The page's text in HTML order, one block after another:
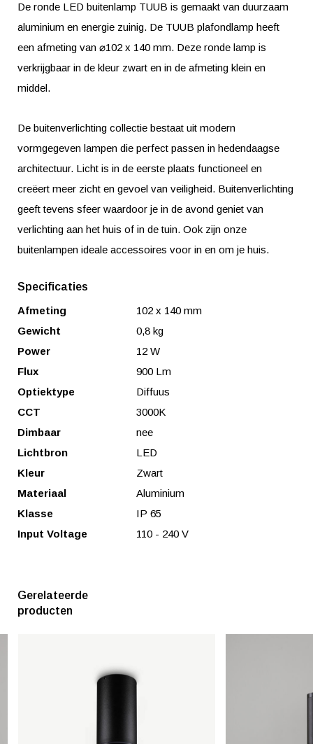
De ronde LED buitenlamp TUUB is gemaakt van duurzaam
aluminium en energie zuinig. De TUUB plafondlamp heeft
een afmeting van ⌀102 x 140 mm. Deze ronde lamp is
verkrijgbaar in de kleur zwart en in de afmeting klein en
middel.
De buitenverlichting collectie bestaat uit modern
vormgegeven lampen die perfect passen in hedendaagse
architectuur. Licht is in de eerste plaats functioneel en
creëert meer zicht en gevoel van veiligheid. Buitenverlichting
geeft tevens sfeer waardoor je in de avond geniet van
verlichting aan het huis of in de tuin. Ook zijn onze
buitenlampen ideale accessoires voor in en om je huis.
Specificaties
Afmeting
102 x 140 mm
Gewicht
0,8 kg
Power
12 W
Flux
900 Lm
Optiektype
Diffuus
CCT
3000K
Dimbaar
nee
Lichtbron
LED
Kleur
Zwart
Materiaal
Aluminium
Klasse
IP 65
Input Voltage
110 - 240 V
Gerelateerde
producten